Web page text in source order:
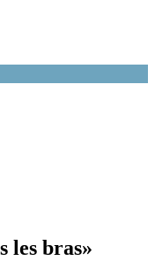
les bras»